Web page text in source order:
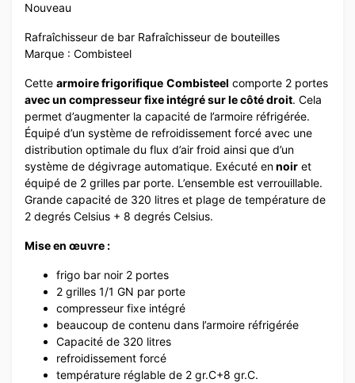
Nouveau
Rafraîchisseur de bar Rafraîchisseur de bouteilles
Marque : Combisteel
Cette armoire frigorifique Combisteel comporte 2 portes
avec un compresseur fixe intégré sur le côté droit. Cela
permet d’augmenter la capacité de l’armoire réfrigérée.
Équipé d’un système de refroidissement forcé avec une
distribution optimale du flux d’air froid ainsi que d’un
système de dégivrage automatique. Exécuté ennoir et
équipé de 2 grilles par porte. L’ensemble est verrouillable.
Grande capacité de 320 litres et plage de température de
2 degrés Celsius + 8 degrés Celsius.
Mise en œuvre :
frigo bar noir 2 portes
2 grilles 1/1 GN par porte
compresseur fixe intégré
beaucoup de contenu dans l’armoire réfrigérée
Capacité de 320 litres
refroidissement forcé
température réglable de 2 gr.C+8 gr.C.